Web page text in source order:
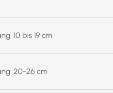
10 bis 19 cm
20-26 cm